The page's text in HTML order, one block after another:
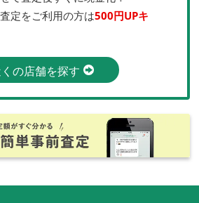
定をご利用の方は500円UPキ
の店舗を探す